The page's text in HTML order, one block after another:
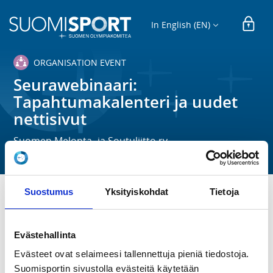
Suostumus Yksityiskohdat Tietoja
Evästehallinta
Evästeet ovat selaimeesi tallennettuja pieniä tiedostoja.
Suomisportin sivustolla evästeitä käytetään
In English (EN)
ORGANISATION EVENT
Seurawebinaari:
Tapahtumakalenteri ja uudet
nettisivut
Suomen Melonta- ja Soutuliitto ry
TIME
LOCATION
Etänä Zoomilla